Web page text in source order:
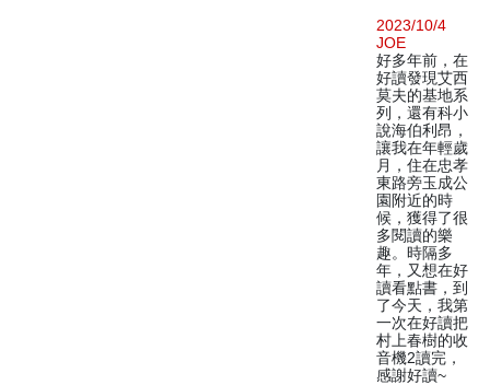
2023/10/4
JOE
好多年前，在
好讀發現艾西
莫夫的基地系
列，還有科小
說海伯利昂，
讓我在年輕歲
月，住在忠孝
東路旁玉成公
園附近的時
候，獲得了很
多閱讀的樂
趣。時隔多
年，又想在好
讀看點書，到
了今天，我第
一次在好讀把
村上春樹的收
音機2讀完，
感謝好讀~